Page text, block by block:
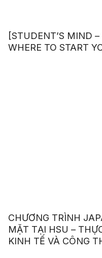
[STUDENT’S MIND
WHERE TO START
CHƯƠNG TRÌNH
MẶT TẠI HSU –
KINH TẾ VÀ CÔNG